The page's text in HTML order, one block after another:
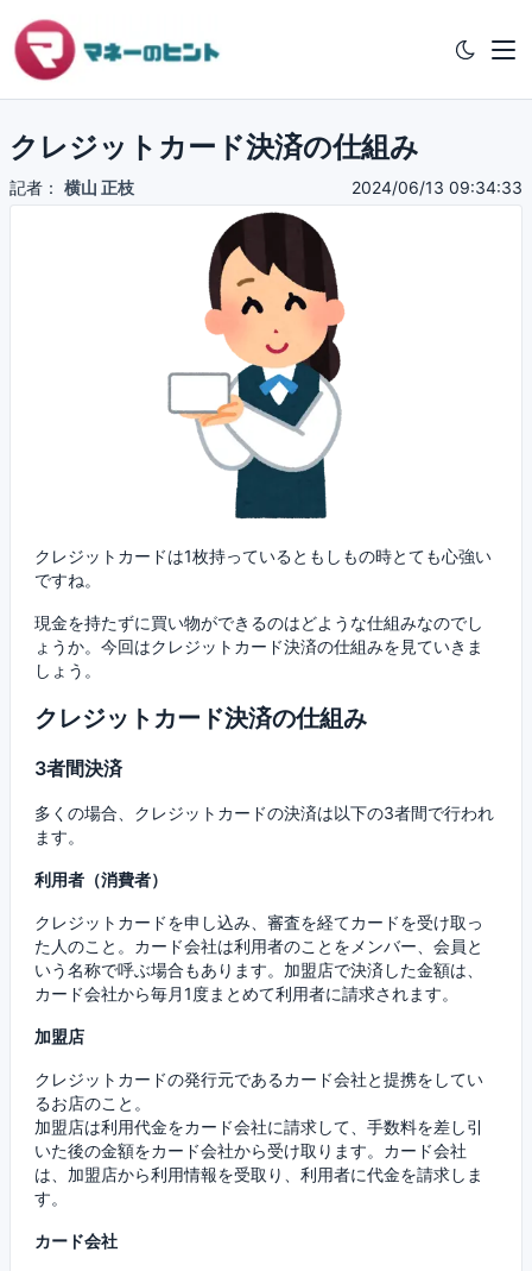
クレジットカード決済の仕組み
記者： 横山 正枝 2024/06/13 09:34:33
クレジットカードは1枚持っているともしもの時とても心強い
ですね。
現金を持たずに買い物ができるのはどような仕組みなのでし
ょうか。今回はクレジットカード決済の仕組みを見ていきま
しょう。
クレジットカード決済の仕組み
3者間決済
多くの場合、クレジットカードの決済は以下の3者間で行われ
ます。
利用者（消費者）
クレジットカードを申し込み、審査を経てカードを受け取っ
た人のこと。カード会社は利用者のことをメンバー、会員と
いう名称で呼ぶ場合もあります。加盟店で決済した金額は、
カード会社から毎月1度まとめて利用者に請求されます。
加盟店
クレジットカードの発行元であるカード会社と提携をしてい
るお店のこと。
加盟店は利用代金をカード会社に請求して、手数料を差し引
いた後の金額をカード会社から受け取ります。カード会社
は、加盟店から利用情報を受取り、利用者に代金を請求しま
す。
カード会社